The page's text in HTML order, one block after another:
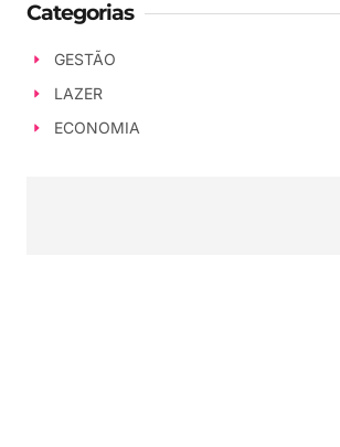
Categorias
GESTÃO
LAZER
ECONOMIA